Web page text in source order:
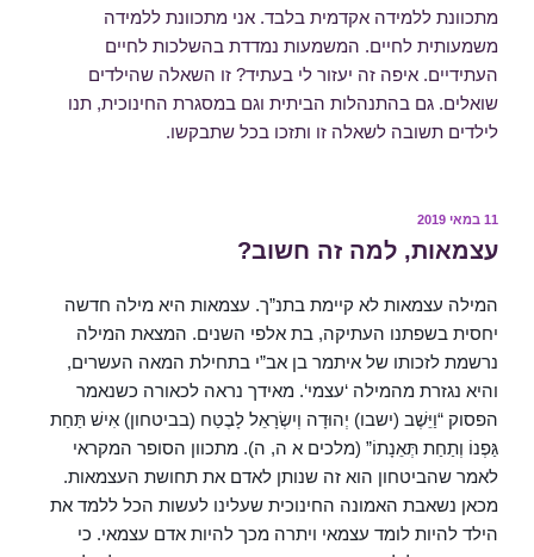
מתכוונת ללמידה אקדמית בלבד. אני מתכוונת ללמידה
משמעותית לחיים. המשמעות נמדדת בהשלכות לחיים
העתידיים. איפה זה יעזור לי בעתיד? זו השאלה שהילדים
שואלים. גם בהתנהלות הביתית וגם במסגרת החינוכית, תנו
לילדים תשובה לשאלה זו ותזכו בכל שתבקשו.
פורסם
11 במאי 2019
עצמאות, למה זה חשוב?
המילה עצמאות לא קיימת בתנ”ך. עצמאות היא מילה חדשה
יחסית בשפתנו העתיקה, בת אלפי השנים. המצאת המילה
נרשמת לזכותו של איתמר בן אב”י בתחילת המאה העשרים,
והיא נגזרת מהמילה ‘עצמי‘. מאידך נראה לכאורה כשנאמר
הפסוק “וַיֵּשֶׁב (ישבו) יְהוּדָה וְיִשְׂרָאֵל לָבֶטַח (בביטחון) אִישׁ תַּחַת
גַּפְנוֹ וְתַחַת תְּאֵנָתוֹ” (מלכים א ה, ה). מתכוון הסופר המקראי
לאמר שהביטחון הוא זה שנותן לאדם את תחושת העצמאות.
מכאן נשאבת האמונה החינוכית שעלינו לעשות הכל ללמד את
הילד להיות לומד עצמאי ויתרה מכך להיות אדם עצמאי. כי